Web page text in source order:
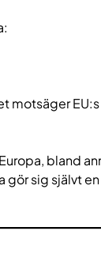
motsäger
bland
gör sig självt